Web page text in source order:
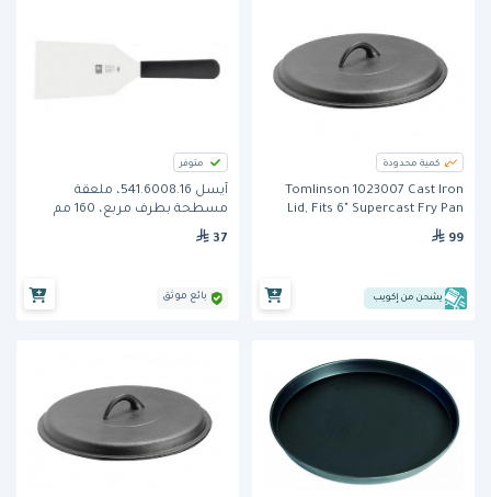
كمية محدودة
Tomlinson 1023007 Cast Iron
Lid, Fits 6" Supercast Fry Pan
99
يشحن من إكويب
متوفر
آيسل 541.6008.16، ملعقة
مسطحة بطرف مربع، 160 مم
37
بائع موثق